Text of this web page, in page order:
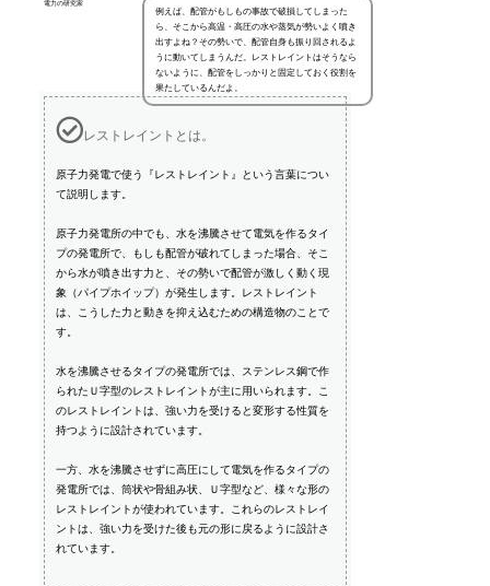
電力の研究家
例えば、配管がもしもの事故で破損してしまった
ら、そこから高温・高圧の水や蒸気が勢いよく噴き
出すよね？その勢いで、配管自身も振り回されるよ
うに動いてしまうんだ。レストレイントはそうなら
ないように、配管をしっかりと固定しておく役割を
果たしているんだよ。
レストレイントとは。
原子力発電で使う『レストレイント』という言葉につい
て説明します。
原子力発電所の中でも、水を沸騰させて電気を作るタイ
プの発電所で、もしも配管が破れてしまった場合、そこ
から水が噴き出す力と、その勢いで配管が激しく動く現
象（パイプホイップ）が発生します。レストレイント
は、こうした力と動きを抑え込むための構造物のことで
す。
水を沸騰させるタイプの発電所では、ステンレス鋼で作
られたＵ字型のレストレイントが主に用いられます。こ
のレストレイントは、強い力を受けると変形する性質を
持つように設計されています。
一方、水を沸騰させずに高圧にして電気を作るタイプの
発電所では、筒状や骨組み状、Ｕ字型など、様々な形の
レストレイントが使われています。これらのレストレイ
ントは、強い力を受けた後も元の形に戻るように設計さ
れています。